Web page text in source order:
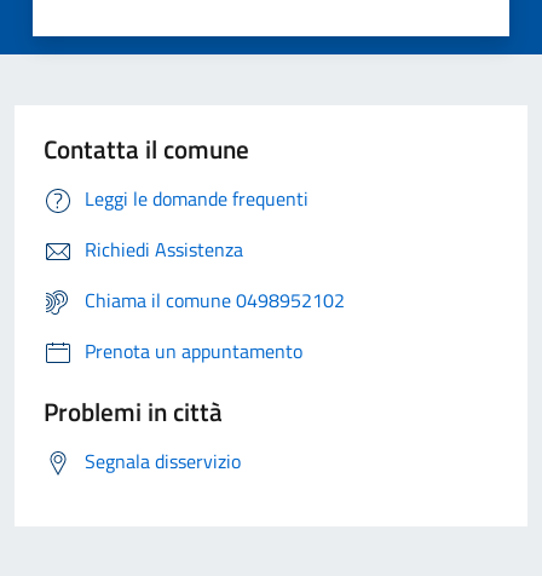
Contatta il comune
Leggi le domande frequenti
Richiedi Assistenza
Chiama il comune 0498952102
Prenota un appuntamento
Problemi in città
Segnala disservizio